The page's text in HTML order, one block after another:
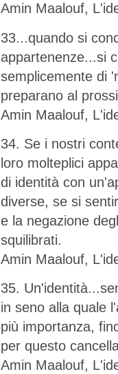
Amin Maalouf,
33...quando si
appartenenze...si
semplicemente di
preparano al
Amin Maalouf,
34. Se i nostri
loro molteplici
di identità con
diverse, se si
e la negazione
squilibrati.
Amin Maalouf,
35.
in seno alla quale
più importanza,
per questo
Amin Maalouf,